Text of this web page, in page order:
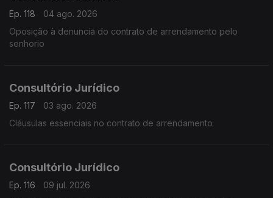
Ep. 118
04 ago. 2026
Oposição à denuncia do contrato de arrendamento pelo
senhorio
Consultório Jurídico
Ep. 117
03 ago. 2026
Cláusulas essenciais no contrato de arrendamento
Consultório Jurídico
Ep. 116
09 jul. 2026